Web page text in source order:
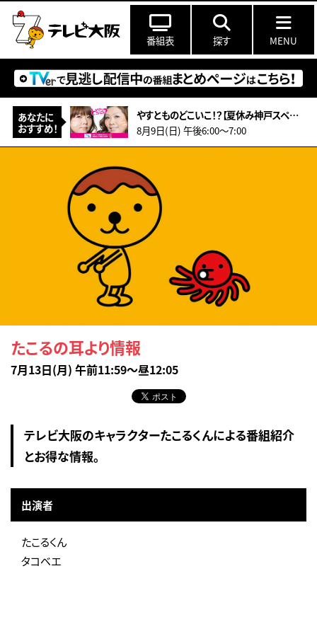
番組表 探す MENU
あなたに
おすすめ！
やすとものどこいこ！？【夏休み神戸スペシャル！こだわり食材＆アート作り体験】
8月9日(日) 午後6:00〜7:00
たこるの耳より情報
7月13日(月) 午前11:59～昼12:05
テレビ大阪のキャラクターたこるくんによる番組紹介
とお得な情報。
出演者
たこるくん
タコベエ